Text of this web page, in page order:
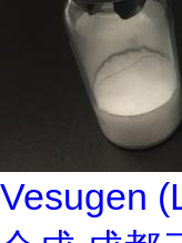
Vesugen